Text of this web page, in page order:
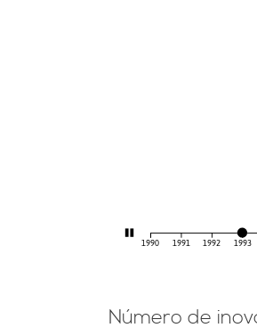
1990 1991 1992 1993
Número de